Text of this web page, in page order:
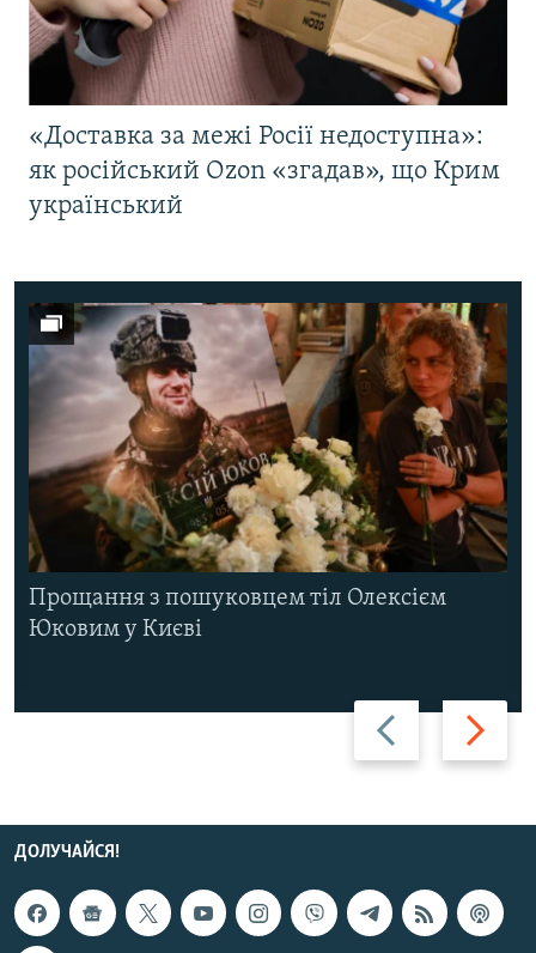
«Доставка за межі Росії недоступна»:
як російський Ozon «згадав», що Крим
український
Назад Вперед
Прощання з пошуковцем тіл Олексієм
Юковим у Києві
ДОЛУЧАЙСЯ!